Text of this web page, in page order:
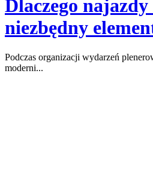
Dlaczego
niezbędny
Podczas organizacji wydarzeń
moderni...